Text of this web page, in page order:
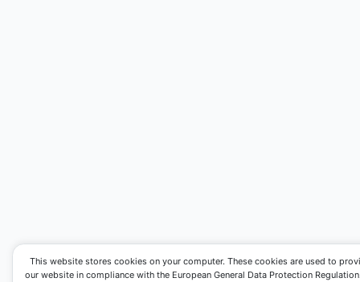
This website stores cookies on your computer. These cookies are used to
our website in compliance with the European General Data Protection